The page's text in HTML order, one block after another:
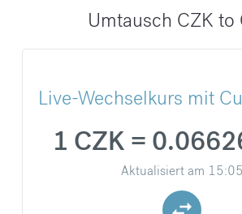
Umtausch CZK to
Live-Wechselkurs mit
1 CZK =
Aktualisiert am 15:05